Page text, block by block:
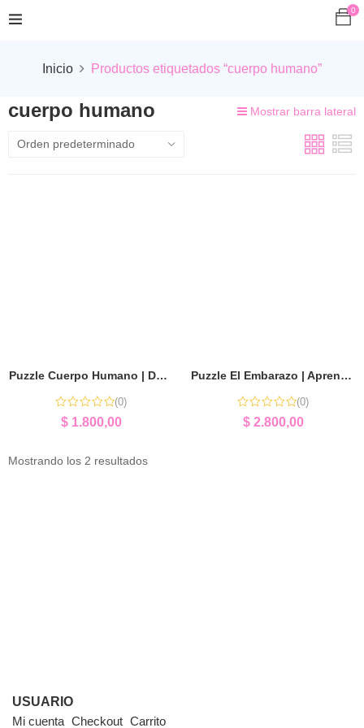
0
Inicio Productos etiquetados “cuerpo humano”
cuerpo humano Mostrar barra lateral
Puzzle Cuerpo Humano | Descubrir Anatomía Jugando
(0)
$1.800,00
Puzzle El Embarazo | Aprender el Desarrollo de la Vida
(0)
$2.800,00
Mostrando los 2 resultados
USUARIO
Mi cuenta Checkout Carrito